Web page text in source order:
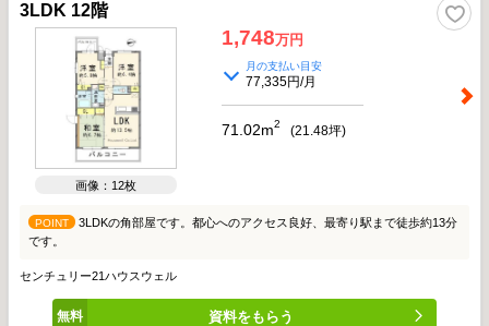
3LDK 12階
画像：12枚
1,748万円
月の支払い目安
77,335円/月
71.02m2 (21.48坪)
POINT
3LDKの角部屋です。都心へのアクセス良好、最寄り駅まで徒歩約13分
です。
センチュリー21ハウスウェル
資料をもらう